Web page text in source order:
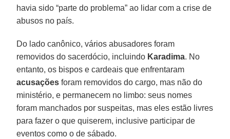
havia sido “parte do problema” ao lidar com a crise de
abusos no país.
Do lado canônico, vários abusadores foram
removidos do sacerdócio, incluindo Karadima. No
entanto, os bispos e cardeais que enfrentaram
acusações foram removidos do cargo, mas não do
ministério, e permanecem no limbo: seus nomes
foram manchados por suspeitas, mas eles estão livres
para fazer o que quiserem, inclusive participar de
eventos como o de sábado.